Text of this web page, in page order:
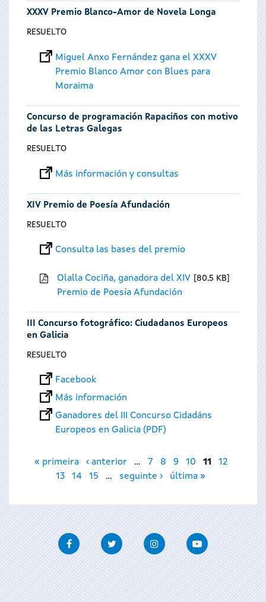
XXXV Premio Blanco-Amor de Novela Longa
RESUELTO
Miguel Anxo Fernández gana el XXXV
Premio Blanco Amor con Blues para
Moraima
Concurso de programación Rapaciños con motivo
de las Letras Galegas
RESUELTO
Más información y consultas
XIV Premio de Poesía Afundación
RESUELTO
Consulta las bases del premio
Olalla Cociña, ganadora del XIV
Premio de Poesía Afundación
80.5 KB
III Concurso fotográfico: Ciudadanos Europeos
en Galicia
RESUELTO
Facebook
Más información
Ganadores del III Concurso Cidadáns
Europeos en Galicia (PDF)
Páginas
« primeira ‹ anterior … 7 8 9 10 11
12
13
14 15 … seguinte › última »
FacebookTwitter InstagramYoutube